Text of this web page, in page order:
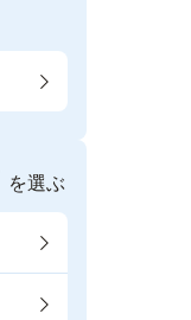
を選ぶ